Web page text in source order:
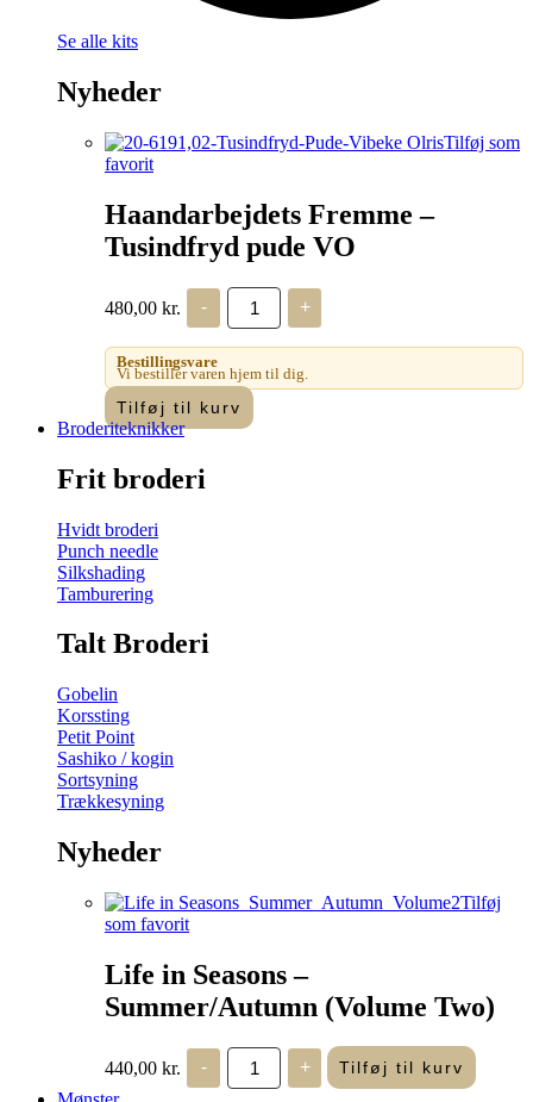
Se alle kits
Nyheder
Tilføj som
favorit
Haandarbejdets Fremme –
Tusindfryd pude VO
480,00 kr. -
Haandarbejdets
Fremme
-
Tusindfryd
pude
VO
antal
+
Bestillingsvare
Vi bestiller varen hjem til dig.
Tilføj til kurv
Broderiteknikker
Frit broderi
Hvidt broderi
Punch needle
Silkshading
Tamburering
Talt Broderi
Gobelin
Korssting
Petit Point
Sashiko / kogin
Sortsyning
Trækkesyning
Nyheder
Tilføj
som favorit
Life in Seasons –
Summer/Autumn (Volume Two)
440,00 kr. -
Life
Seasons
+ Tilføj til kurv